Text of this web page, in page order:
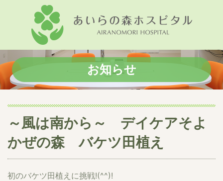
お知らせ
～風は南から～ デイケアそよ
かぜの森 バケツ田植え
初のバケツ田植えに挑戦!(^^)!